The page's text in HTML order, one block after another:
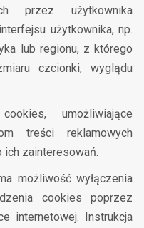
przez użytkownika
użytkownika, np.
lub regionu, z którego
czcionki, wyglądu
umożliwiające
treści reklamowych
zainteresowań.
możliwość wyłączenia
cookies poprzez
internetowej. Instrukcja